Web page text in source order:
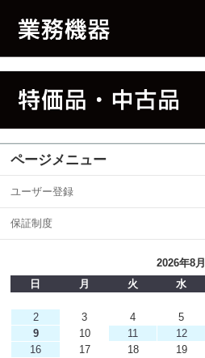
ページメニュー
ユーザー登録
保証制度
2026年8月
日
月 火 水
2
3 4 5
9
10 11 12
16
17 18 19